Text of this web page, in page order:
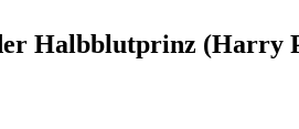
Halbblutprinz (Harry